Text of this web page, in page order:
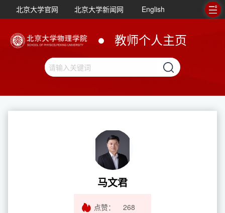
北京大学官网 北京大学新闻网 English
教师个人主页
马文君
点赞： 268